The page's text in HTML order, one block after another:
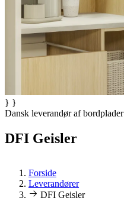
} }
Dansk leverandør af bordplader
DFI Geisler
Forside
Leverandører
DFI Geisler